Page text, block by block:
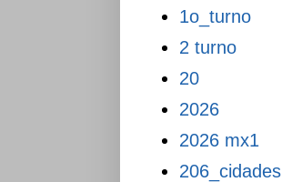
1o_turno
2 turno
20
2026
2026 mx1
206_cidades